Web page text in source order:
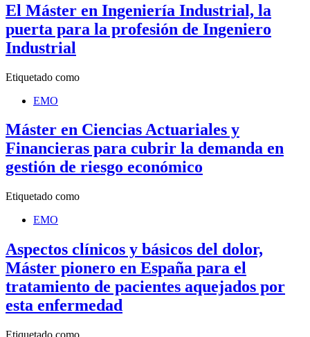
El Máster en Ingeniería Industrial, la
puerta para la profesión de Ingeniero
Industrial
Etiquetado como
EMO
Máster en Ciencias Actuariales y
Financieras para cubrir la demanda en
gestión de riesgo económico
Etiquetado como
EMO
Aspectos clínicos y básicos del dolor,
Máster pionero en España para el
tratamiento de pacientes aquejados por
esta enfermedad